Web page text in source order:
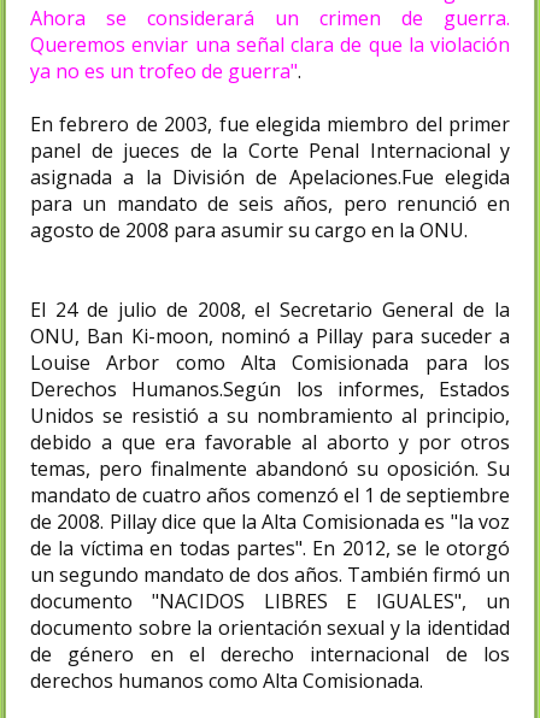
Ahora se considerará un crimen de guerra.
Queremos enviar una señal clara de que la violación
ya no es un trofeo de guerra".
En febrero de 2003, fue elegida miembro del primer
panel de jueces de la Corte Penal Internacional y
asignada a la División de Apelaciones.Fue elegida
para un mandato de seis años, pero renunció en
agosto de 2008 para asumir su cargo en la ONU.
El 24 de julio de 2008, el Secretario General de la
ONU, Ban Ki-moon, nominó a Pillay para suceder a
Louise Arbor como Alta Comisionada para los
Derechos Humanos.Según los informes, Estados
Unidos se resistió a su nombramiento al principio,
debido a que era favorable al aborto y por otros
temas, pero finalmente abandonó su oposición. Su
mandato de cuatro años comenzó el 1 de septiembre
de 2008. Pillay dice que la Alta Comisionada es "la voz
de la víctima en todas partes". En 2012, se le otorgó
un segundo mandato de dos años. También firmó un
documento "NACIDOS LIBRES E IGUALES", un
documento sobre la orientación sexual y la identidad
de género en el derecho internacional de los
derechos humanos como Alta Comisionada.